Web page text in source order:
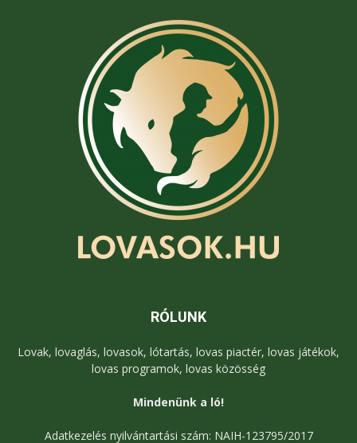
RÓLUNK
Lovak, lovaglás, lovasok, lótartás, lovas piactér, lovas játékok,
lovas programok, lovas közösség
Mindenünk a ló!
Adatkezelés nyilvántartási szám: NAIH-123795/2017